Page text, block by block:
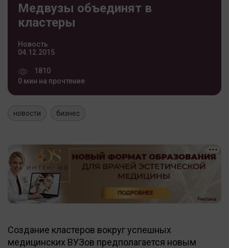
Медвузы объединят в
кластеры
Новость
04.12.2015
1810
0 мин на прочтение
новости бизнес
Создание кластеров вокруг успешных
медицинских ВУЗов предполагается новым